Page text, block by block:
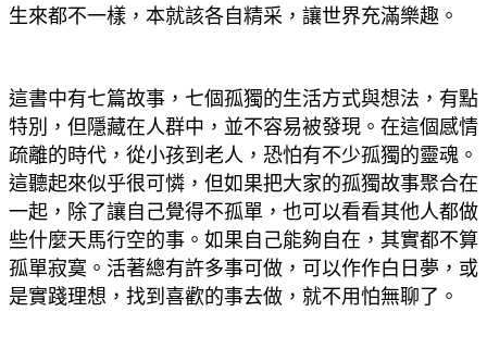
生來都不一樣，本就該各自精采，讓世界充滿樂趣。
這書中有七篇故事，七個孤獨的生活方式與想法，有點
特別，但隱藏在人群中，並不容易被發現。在這個感情
疏離的時代，從小孩到老人，恐怕有不少孤獨的靈魂。
這聽起來似乎很可憐，但如果把大家的孤獨故事聚合在
一起，除了讓自己覺得不孤單，也可以看看其他人都做
些什麼天馬行空的事。如果自己能夠自在，其實都不算
孤單寂寞。活著總有許多事可做，可以作作白日夢，或
是實踐理想，找到喜歡的事去做，就不用怕無聊了。